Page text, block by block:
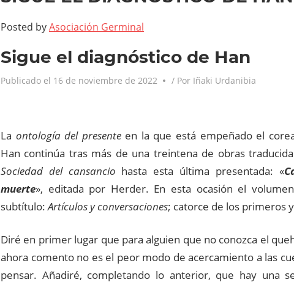
Posted byAsociación Germinal
Sigue el diagnóstico de Han
Publicado el 16 de noviembre de 2022 / Por Iñaki Urdanibia
La ontología del presenteen la que está empeñado el
Han continúa tras más de una treintena de obras
Sociedad del cansancio hasta esta última presentada: «
muerte», editada por Herder. En esta ocasión el
subtítulo:Artículos y conversaciones; catorce de los primeros
Diré en primer lugar que para alguien que no conozca el
ahora comento no es el peor modo de acercamiento a las
pensar. Añadiré, completando lo anterior, que hay una